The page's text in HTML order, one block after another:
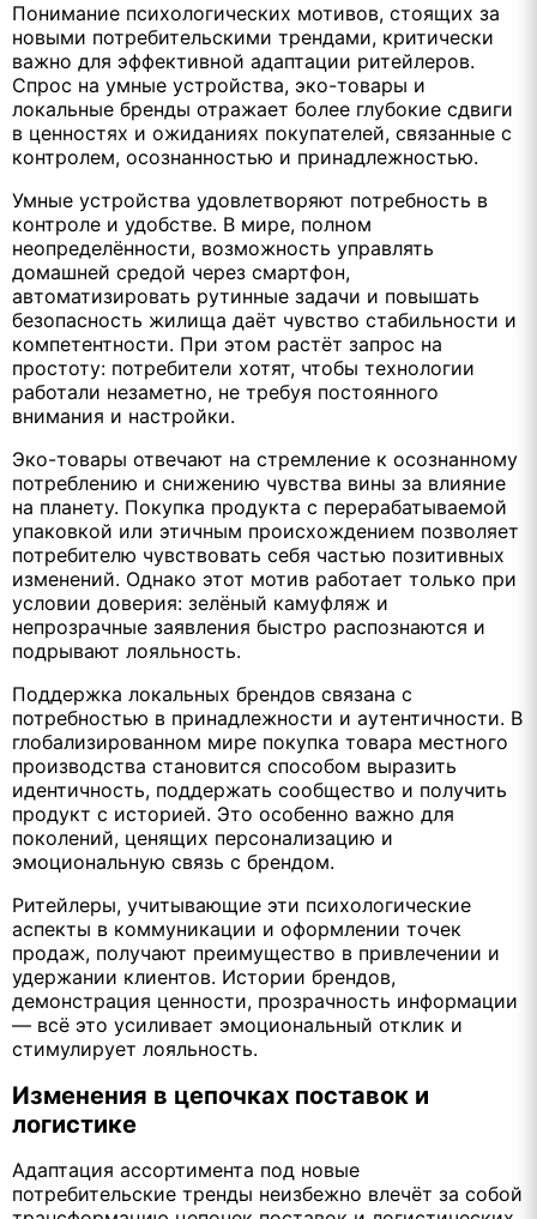
Понимание психологических мотивов, стоящих за
новыми потребительскими трендами, критически
важно для эффективной адаптации ритейлеров.
Спрос на умные устройства, эко-товары и
локальные бренды отражает более глубокие сдвиги
в ценностях и ожиданиях покупателей, связанные с
контролем, осознанностью и принадлежностью.
Умные устройства удовлетворяют потребность в
контроле и удобстве. В мире, полном
неопределённости, возможность управлять
домашней средой через смартфон,
автоматизировать рутинные задачи и повышать
безопасность жилища даёт чувство стабильности и
компетентности. При этом растёт запрос на
простоту: потребители хотят, чтобы технологии
работали незаметно, не требуя постоянного
внимания и настройки.
Эко-товары отвечают на стремление к осознанному
потреблению и снижению чувства вины за влияние
на планету. Покупка продукта с перерабатываемой
упаковкой или этичным происхождением позволяет
потребителю чувствовать себя частью позитивных
изменений. Однако этот мотив работает только при
условии доверия: зелёный камуфляж и
непрозрачные заявления быстро распознаются и
подрывают лояльность.
Поддержка локальных брендов связана с
потребностью в принадлежности и аутентичности. В
глобализированном мире покупка товара местного
производства становится способом выразить
идентичность, поддержать сообщество и получить
продукт с историей. Это особенно важно для
поколений, ценящих персонализацию и
эмоциональную связь с брендом.
Ритейлеры, учитывающие эти психологические
аспекты в коммуникации и оформлении точек
продаж, получают преимущество в привлечении и
удержании клиентов. Истории брендов,
демонстрация ценности, прозрачность информации
— всё это усиливает эмоциональный отклик и
стимулирует лояльность.
Изменения в цепочках поставок и
логистике
Адаптация ассортимента под новые
потребительские тренды неизбежно влечёт за собой